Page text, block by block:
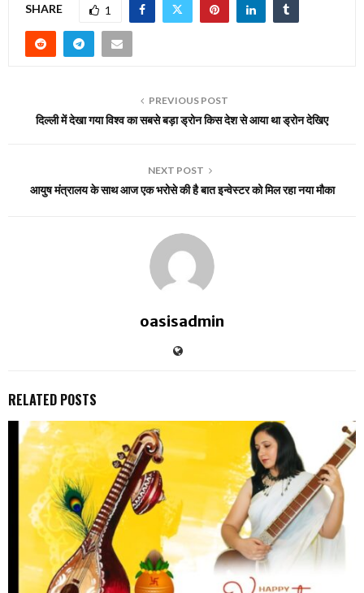
SHARE 1
PREVIOUS POST
दिल्ली में देखा गया विश्व का सबसे बड़ा ड्रोन किस देश से आया था ड्रोन देखिए
NEXT POST
आयुष मंत्रालय के साथ आज एक भरोसे की है बात इन्वेस्टर को मिल रहा नया मौका
oasisadmin
RELATED POSTS